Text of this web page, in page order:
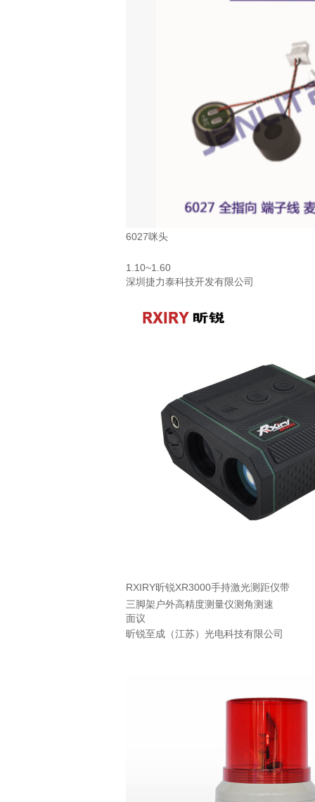
6027咪头
1.10~1.60
深圳捷力泰科技开发有限公司
RXIRY昕锐XR3000手持激光测距仪带
三脚架户外高精度测量仪测角测速
面议
昕锐至成（江苏）光电科技有限公司